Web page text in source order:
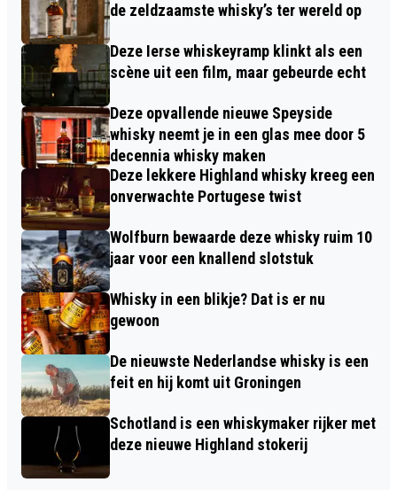
de zeldzaamste whisky’s ter wereld op
Deze Ierse whiskeyramp klinkt als een
scène uit een film, maar gebeurde echt
Deze opvallende nieuwe Speyside
whisky neemt je in een glas mee door 5
decennia whisky maken
Deze lekkere Highland whisky kreeg een
onverwachte Portugese twist
Wolfburn bewaarde deze whisky ruim 10
jaar voor een knallend slotstuk
Whisky in een blikje? Dat is er nu
gewoon
De nieuwste Nederlandse whisky is een
feit en hij komt uit Groningen
Schotland is een whiskymaker rijker met
deze nieuwe Highland stokerij